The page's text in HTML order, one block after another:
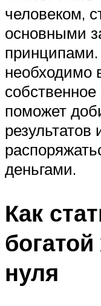
человеком,
основными
необходимо
поможет
результатов
деньгами.
Как
нуля